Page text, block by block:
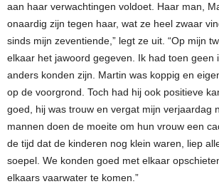
aan haar verwachtingen voldoet. Haar man,
onaardig zijn tegen haar, wat ze heel zwaar
sinds mijn zeventiende,” legt ze uit. “Op mijn
elkaar het jawoord gegeven. Ik had toen geen
anders konden zijn. Martin was koppig en
op de voorgrond. Toch had hij ook positieve
goed, hij was trouw en vergat mijn verjaardag
mannen doen de moeite om hun vrouw een
de tijd dat de kinderen nog klein waren, liep
soepel. We konden goed met elkaar
elkaars vaarwater te komen.”